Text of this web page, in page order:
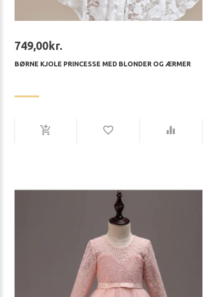
749,00kr.
BØRNE KJOLE PRINCESSE MED BLONDER OG ÆRMER